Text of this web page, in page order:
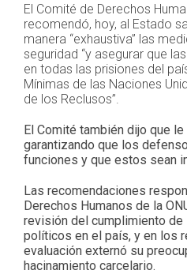
El Comité de Derechos
recomendó, hoy, al Estado
manera “exhaustiva” las
seguridad “y asegurar que
en todas las prisiones del
Mínimas de las Naciones
de los Reclusos”.
El Comité también dijo que
garantizando que los
funciones y que estos sean
Las recomendaciones
Derechos Humanos de la
revisión del cumplimiento
políticos en el país, y en los
evaluación externó su
hacinamiento carcelario.